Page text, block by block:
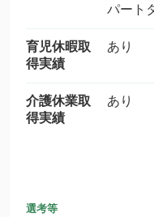
パート
育児休暇取
得実績
あり
介護休業取
得実績
あり
選考等